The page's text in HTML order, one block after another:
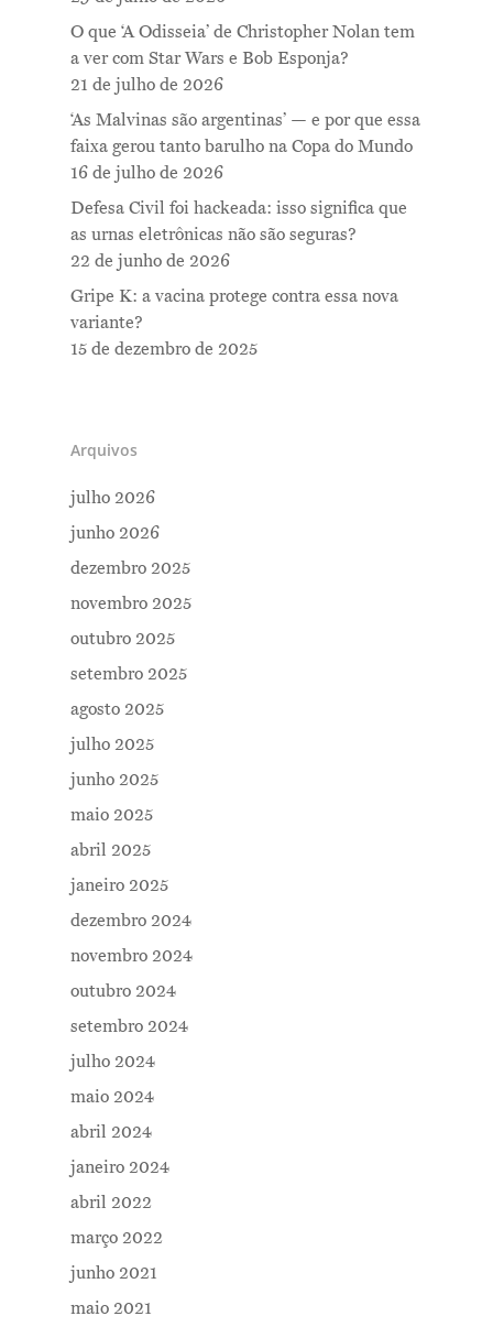
O que ‘A Odisseia’ de Christopher Nolan tem
a ver com Star Wars e Bob Esponja?
21 de julho de 2026
‘As Malvinas são argentinas’ — e por que essa
faixa gerou tanto barulho na Copa do Mundo
16 de julho de 2026
Defesa Civil foi hackeada: isso significa que
as urnas eletrônicas não são seguras?
22 de junho de 2026
Gripe K: a vacina protege contra essa nova
variante?
15 de dezembro de 2025
Arquivos
julho 2026
junho 2026
dezembro 2025
novembro 2025
outubro 2025
setembro 2025
agosto 2025
julho 2025
junho 2025
maio 2025
abril 2025
janeiro 2025
dezembro 2024
novembro 2024
outubro 2024
setembro 2024
julho 2024
maio 2024
abril 2024
janeiro 2024
abril 2022
março 2022
junho 2021
maio 2021